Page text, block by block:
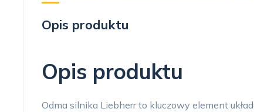
Opis produktu
Opis produktu
Odma silnika Liebherr to kluczowy element